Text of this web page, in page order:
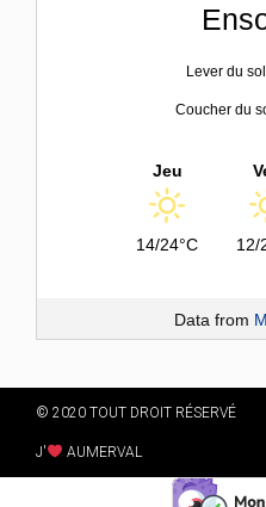
Lever du
Coucher du
Jeu
14/24°C 12/
Data from
© 2020 TOUT DROIT RÉSERVÉ
J' AUMERVAL